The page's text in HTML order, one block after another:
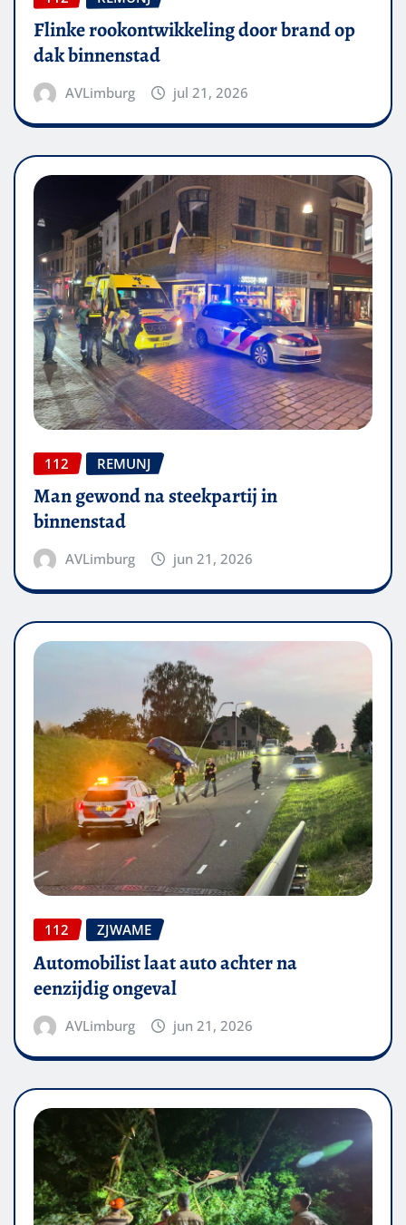
Flinke rookontwikkeling door brand op
dak binnenstad
AVLimburg jul 21, 2026
112 REMUNJ
Man gewond na steekpartij in
binnenstad
AVLimburg jun 21, 2026
112 ZJWAME
Automobilist laat auto achter na
eenzijdig ongeval
AVLimburg jun 21, 2026